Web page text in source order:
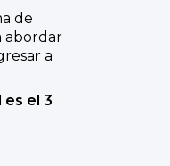
de
abordar
a
es el 3